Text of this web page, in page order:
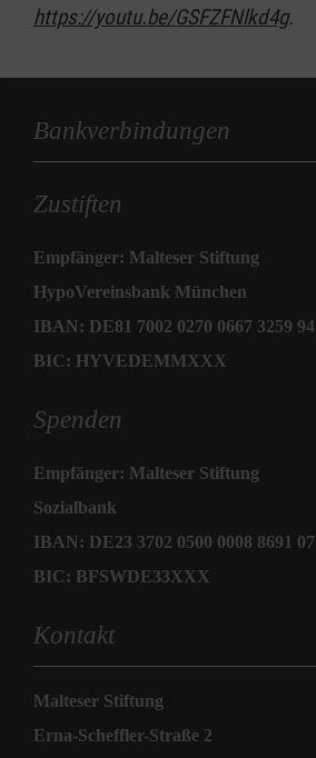
https://youtu.be/GSFZFNlkd4g.
Bankverbindungen
Zustiften
Empfänger: Malteser Stiftung
HypoVereinsbank München
IBAN: DE81 7002 0270 0667 3259 94
BIC: HYVEDEMMXXX
Spenden
Empfänger: Malteser Stiftung
Sozialbank
IBAN: DE23 3702 0500 0008 8691 07
BIC: BFSWDE33XXX
Kontakt
Malteser Stiftung
Erna-Scheffler-Straße 2